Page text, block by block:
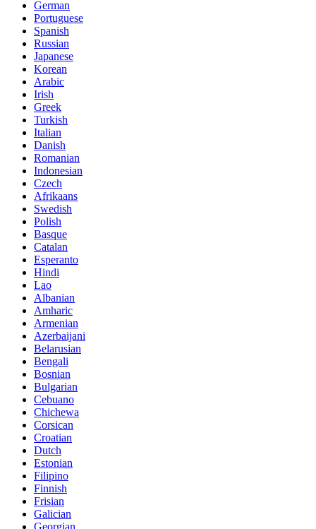
German
Portuguese
Spanish
Russian
Japanese
Korean
Arabic
Irish
Greek
Turkish
Italian
Danish
Romanian
Indonesian
Czech
Afrikaans
Swedish
Polish
Basque
Catalan
Esperanto
Hindi
Lao
Albanian
Amharic
Armenian
Azerbaijani
Belarusian
Bengali
Bosnian
Bulgarian
Cebuano
Chichewa
Corsican
Croatian
Dutch
Estonian
Filipino
Finnish
Frisian
Galician
Georgian